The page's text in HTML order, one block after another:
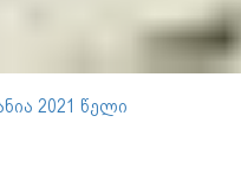
2021 წელი